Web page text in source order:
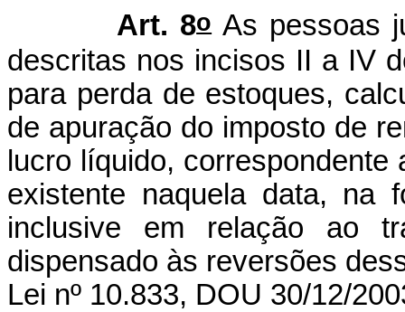
Art. 8oAs pessoas
descritas nos incisos II a IV
para perda de estoques,
de apuração do imposto de
lucro líquido,
existente naquela data, na
inclusive em relação ao
dispensado às reversões
Lei nº 10.833, DOU 30/12/